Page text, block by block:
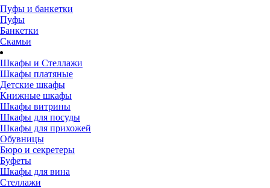
Пуфы и банкетки
Пуфы
Банкетки
Скамьи
Шкафы и Стеллажи
Шкафы платяные
Детские шкафы
Книжные шкафы
Шкафы витрины
Шкафы для посуды
Шкафы для прихожей
Обувницы
Бюро и секретеры
Буфеты
Шкафы для вина
Стеллажи